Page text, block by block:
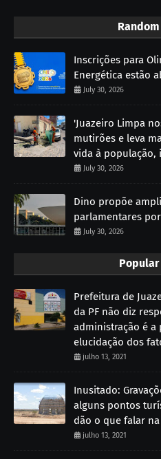
Inscrições para
Energética estão
July 30, 2026
'Juazeiro Limpa
mutirões e leva
vida à população,
July 30, 2026
Dino propõe
parlamentares
July 30, 2026
Prefeitura de
da PF não diz
administração é a
elucidação dos
julho 13, 2021
Inusitado:
alguns pontos
dão o que falar
julho 13, 2021